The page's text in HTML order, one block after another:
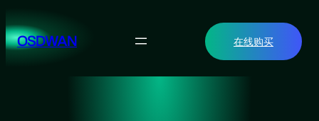
至
内OSDWAN 在线购买